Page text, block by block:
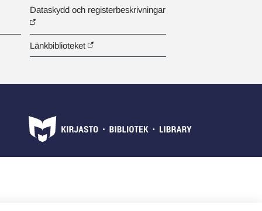
Dataskydd och registerbeskrivningar
Länkbiblioteket